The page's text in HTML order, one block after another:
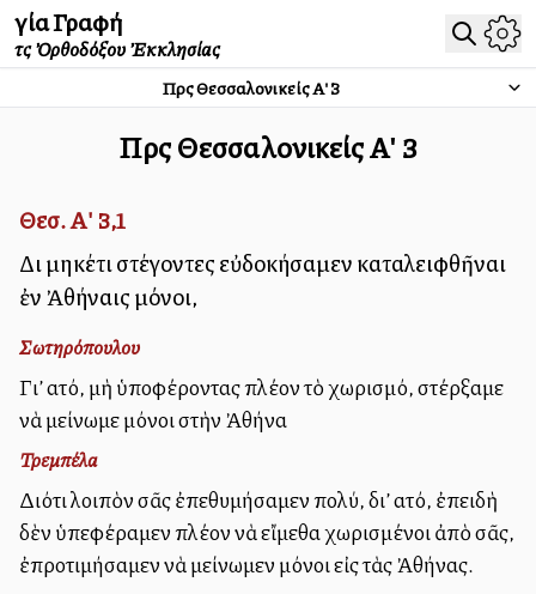
Ἁγία Γραφή
τῆς Ὀρθοδόξου Ἐκκλησίας
Πρὸς Θεσσαλονικείς Α'3
Πρὸς Θεσσαλονικείς Α' 3
Θεσ. Α' 3,1
Διὸ μηκέτι στέγοντες εὐδοκήσαμεν καταλειφθῆναι
ἐν Ἀθήναις μόνοι,
Σωτηρόπουλου
Γι’ αὐτό, μὴ ὑποφέροντας πλέον τὸ χωρισμό, στέρξαμε
νὰ μείνωμε μόνοι στὴν Ἀθήνα
Τρεμπέλα
Διότι λοιπὸν σᾶς ἐπεθυμήσαμεν πολύ, δι’ αὐτό, ἐπειδὴ
δὲν ὑπεφέραμεν πλέον νὰ εἴμεθα χωρισμένοι ἀπὸ σᾶς,
ἐπροτιμήσαμεν νὰ μείνωμεν μόνοι εἰς τὰς Ἀθήνας.